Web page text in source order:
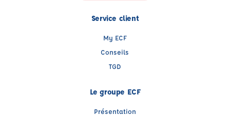
Service client
My ECF
Conseils
TGD
Le groupe ECF
Présentation